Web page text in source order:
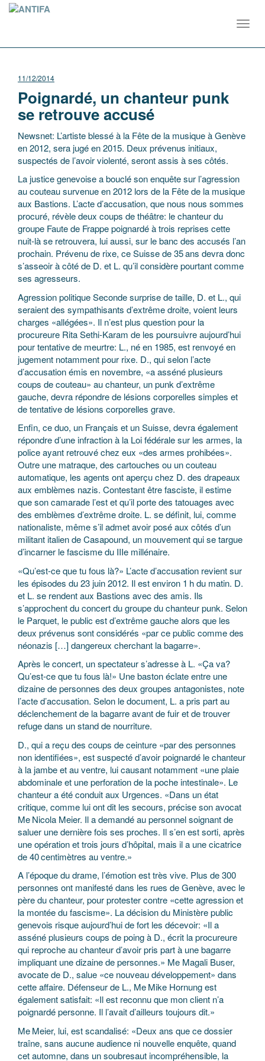
11/12/2014
Poignardé, un chanteur punk
se retrouve accusé
Newsnet: L’artiste blessé à la Fête de la musique à Genève
en 2012, sera jugé en 2015. Deux prévenus initiaux,
suspectés de l’avoir violenté, seront assis à ses côtés.
La justice genevoise a bouclé son enquête sur l’agression
au couteau survenue en 2012 lors de la Fête de la musique
aux Bastions. L’acte d’accusation, que nous nous sommes
procuré, révèle deux coups de théâtre: le chanteur du
groupe Faute de Frappe poignardé à trois reprises cette
nuit-là se retrouvera, lui aussi, sur le banc des accusés l’an
prochain. Prévenu de rixe, ce Suisse de 35 ans devra donc
s’asseoir à côté de D. et L. qu’il considère pourtant comme
ses agresseurs.
Agression politique Seconde surprise de taille, D. et L., qui
seraient des sympathisants d’extrême droite, voient leurs
charges «allégées». Il n’est plus question pour la
procureure Rita Sethi-Karam de les poursuivre aujourd’hui
pour tentative de meurtre: L., né en 1985, est renvoyé en
jugement notamment pour rixe. D., qui selon l’acte
d’accusation émis en novembre, «a asséné plusieurs
coups de couteau» au chanteur, un punk d’extrême
gauche, devra répondre de lésions corporelles simples et
de tentative de lésions corporelles grave.
Enfin, ce duo, un Français et un Suisse, devra également
répondre d’une infraction à la Loi fédérale sur les armes, la
police ayant retrouvé chez eux «des armes prohibées».
Outre une matraque, des cartouches ou un couteau
automatique, les agents ont aperçu chez D. des drapeaux
aux emblèmes nazis. Contestant être fasciste, il estime
que son camarade l’est et qu’il porte des tatouages avec
des emblèmes d’extrême droite. L. se définit, lui, comme
nationaliste, même s’il admet avoir posé aux côtés d’un
militant italien de Casapound, un mouvement qui se targue
d’incarner le fascisme du IIIe millénaire.
«Qu’est-ce que tu fous là?» L’acte d’accusation revient sur
les épisodes du 23 juin 2012. Il est environ 1 h du matin. D.
et L. se rendent aux Bastions avec des amis. Ils
s’approchent du concert du groupe du chanteur punk. Selon
le Parquet, le public est d’extrême gauche alors que les
deux prévenus sont considérés «par ce public comme des
néonazis […] dangereux cherchant la bagarre».
Après le concert, un spectateur s’adresse à L. «Ça va?
Qu’est-ce que tu fous là!» Une baston éclate entre une
dizaine de personnes des deux groupes antagonistes, note
l’acte d’accusation. Selon le document, L. a pris part au
déclenchement de la bagarre avant de fuir et de trouver
refuge dans un stand de nourriture.
D., qui a reçu des coups de ceinture «par des personnes
non identifiées», est suspecté d’avoir poignardé le chanteur
à la jambe et au ventre, lui causant notamment «une plaie
abdominale et une perforation de la poche intestinale». Le
chanteur a été conduit aux Urgences. «Dans un état
critique, comme lui ont dit les secours, précise son avocat
Me Nicola Meier. Il a demandé au personnel soignant de
saluer une dernière fois ses proches. Il s’en est sorti, après
une opération et trois jours d’hôpital, mais il a une cicatrice
de 40 centimètres au ventre.»
A l’époque du drame, l’émotion est très vive. Plus de 300
personnes ont manifesté dans les rues de Genève, avec le
père du chanteur, pour protester contre «cette agression et
la montée du fascisme». La décision du Ministère public
genevois risque aujourd’hui de fort les décevoir: «Il a
asséné plusieurs coups de poing à D., écrit la procureure
qui reproche au chanteur d’avoir pris part à une bagarre
impliquant une dizaine de personnes.» Me Magali Buser,
avocate de D., salue «ce nouveau développement» dans
cette affaire. Défenseur de L., Me Mike Hornung est
également satisfait: «Il est reconnu que mon client n’a
poignardé personne. Il l’avait d’ailleurs toujours dit.»
Me Meier, lui, est scandalisé: «Deux ans que ce dossier
traîne, sans aucune audience ni nouvelle enquête, quand
cet automne, dans un soubresaut incompréhensible, la